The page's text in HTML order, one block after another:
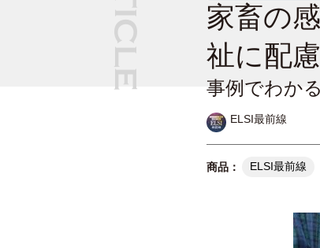
家畜の
祉に配
事例でわか
ELSI最前線
ELSI最前線